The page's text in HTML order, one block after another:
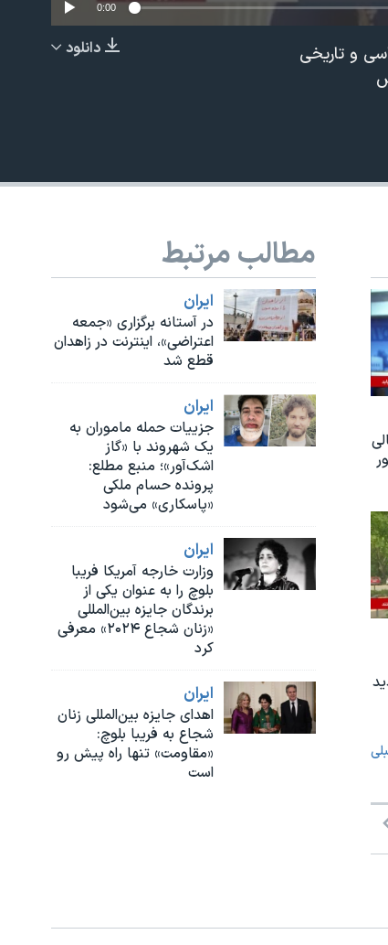
EMBED
0:00
دانلود
و تاریخی
مطالب مرتبط
ايران
در آستانه برگزاری «جمعه
اعتراضی»، اینترنت در زاهدان
قطع شد
ايران
جزییات حمله ماموران به
یک شهروند با «گاز
اشک‌آور»؛ منبع مطلع:
پرونده حسام ملکی
«پاسکاری» می‌شود
ايران
وزارت خارجه آمریکا فریبا
بلوچ را به عنوان یکی از
برندگان جایزه بین‌المللی
«زنان شجاع ۲۰۲۴» معرفی
کرد
ايران
اهدای جایزه بین‌المللی زنان
شجاع به فریبا بلوچ:
«مقاومت» تنها راه پیش رو
است